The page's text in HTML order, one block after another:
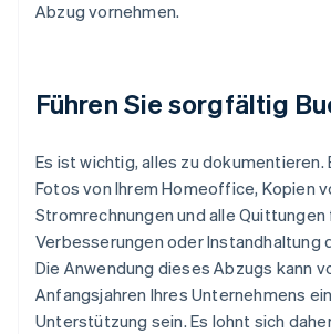
Abzug vornehmen.
Führen Sie sorgfältig
Es ist wichtig, alles zu dokumentieren.
Fotos von Ihrem Homeoffice, Kopien
Stromrechnungen und alle Quittungen
Verbesserungen oder Instandhaltung
Die Anwendung dieses Abzugs kann
Anfangsjahren Ihres Unternehmens
Unterstützung sein. Es lohnt sich